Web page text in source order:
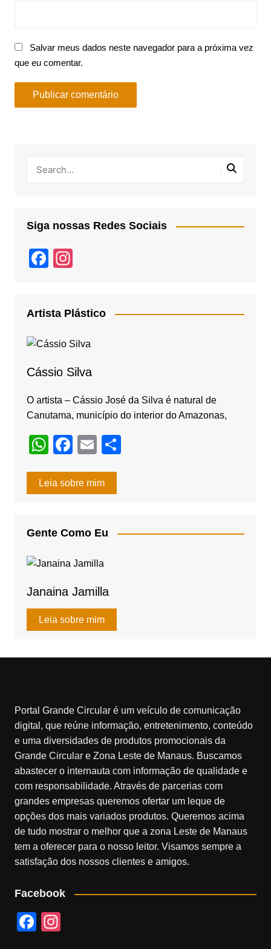
Salvar meus dados neste navegador para a próxima vez
que eu comentar.
Siga nossas Redes Sociais
F
e
b
o
k
gr
a
Artista Plástico
Cássio Silva
O artista – Cássio José da Silva é natural de
Canutama, município do interior do Amazonas,
W
at
p
p
F
c
o
o
E
ail
Leia sobre mim
Gente Como Eu
Janaina Jamilla
Leia sobre mim
Portal Grande Circular é um veículo de comunicação
digital, que reúne informação, entretenimento, conteúdo
e uma diversidades de produtos promocionais da
Grande Circular e Zona Leste de Manaus. Buscamos
abastecer o internauta com informação de qualidade e
com responsabilidade. Através de parcerias com
grandes empresas queremos ofertar um leque de
opções dos mais variados produtos. Queremos acima
de tudo mostrar o melhor que a zona Leste de Manaus
tem a oferecer para o nosso leitor. Visamos sempre a
satisfação dos nossos clientes e amigos.
Facebook
F